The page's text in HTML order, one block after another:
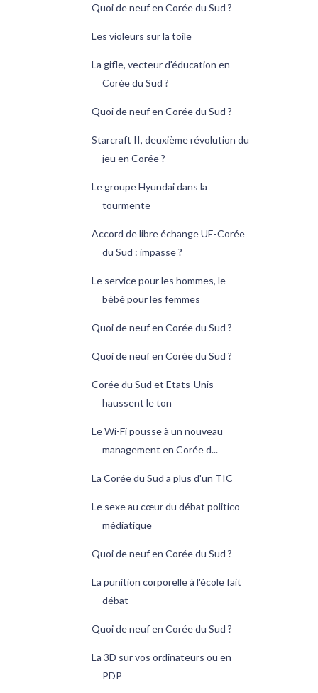
Quoi de neuf en Corée du Sud ?
Les violeurs sur la toile
La gifle, vecteur d'éducation en
Corée du Sud ?
Quoi de neuf en Corée du Sud ?
Starcraft II, deuxième révolution du
jeu en Corée ?
Le groupe Hyundai dans la
tourmente
Accord de libre échange UE-Corée
du Sud : impasse ?
Le service pour les hommes, le
bébé pour les femmes
Quoi de neuf en Corée du Sud ?
Quoi de neuf en Corée du Sud ?
Corée du Sud et Etats-Unis
haussent le ton
Le Wi-Fi pousse à un nouveau
management en Corée d...
La Corée du Sud a plus d'un TIC
Le sexe au cœur du débat politico-
médiatique
Quoi de neuf en Corée du Sud ?
La punition corporelle à l'école fait
débat
Quoi de neuf en Corée du Sud ?
La 3D sur vos ordinateurs ou en
PDP